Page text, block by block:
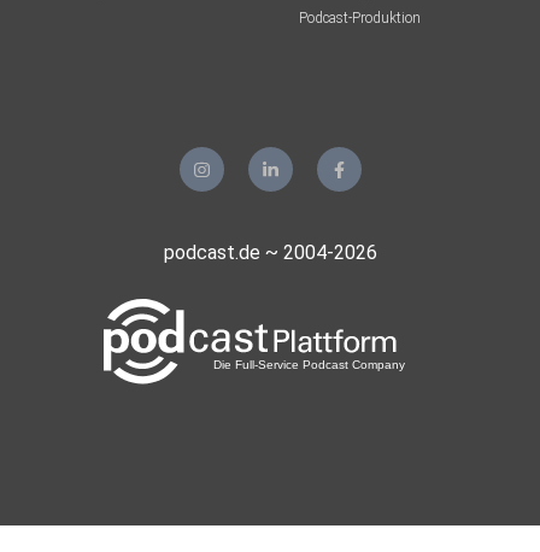
Podcast-Produktion
podcast.de ~ 2004-2026